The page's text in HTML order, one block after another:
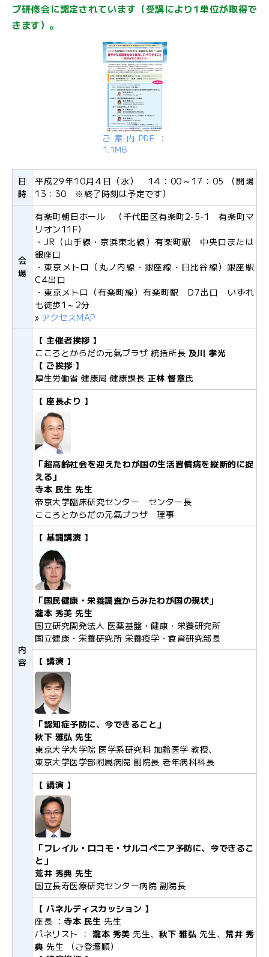
プ研修会に認定されています（受講により1単位が取得で
きます）。
ご案内PDF：
1.1MB
日
時
平成29年10月4日（水） 14：00～17：05 （開場
13：30 ※終了時刻は予定です）
会
場
有楽町朝日ホール （千代田区有楽町2-5-1 有楽町マ
リオン11F）
・JR（山手線・京浜東北線）有楽町駅 中央口または
銀座口
・東京メトロ（丸ノ内線・銀座線・日比谷線）銀座駅
C4出口
・東京メトロ（有楽町線）有楽町駅 D7出口 いずれ
も徒歩1～2分
» アクセスMAP
内
容
【 主催者挨拶 】
こころとからだの元氣プラザ 統括所長 及川 孝光
【 ご挨拶 】
厚生労働省 健康局 健康課長 正林 督章氏
【 座長より 】
「超高齢社会を迎えたわが国の生活習慣病を縦断的に捉
える」
寺本 民生 先生
帝京大学臨床研究センター センター長
こころとからだの元氣プラザ 理事
【 基調講演 】
「国民健康・栄養調査からみたわが国の現状」
瀧本 秀美 先生
国立研究開発法人 医薬基盤・健康・栄養研究所
国立健康・栄養研究所 栄養疫学・食育研究部長
【 講演 】
「認知症予防に、今できること」
秋下 雅弘 先生
東京大学大学院 医学系研究科 加齢医学 教授、
東京大学医学部附属病院 副院長 老年病科科長
【 講演 】
「フレイル・ロコモ・サルコペニア予防に、今できるこ
と」
荒井 秀典 先生
国立長寿医療研究センター病院 副院長
【 パネルディスカッション 】
座長 ： 寺本 民生 先生
パネリスト ： 瀧本 秀美 先生、 秋下 雅弘 先生、 荒井 秀
典 先生 （ご登壇順）